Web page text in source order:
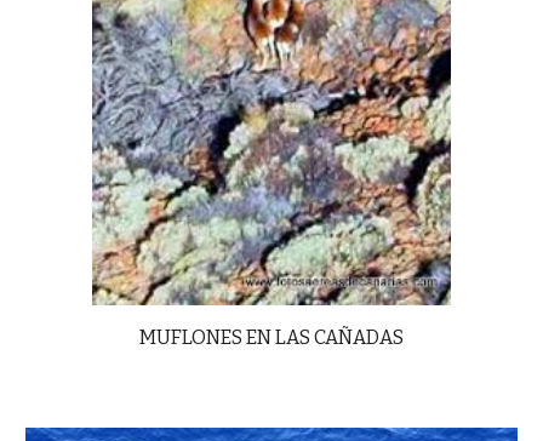
MUFLONES EN LAS CAÑADAS